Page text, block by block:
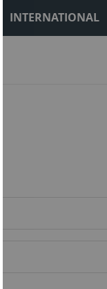
INTERNATIONAL